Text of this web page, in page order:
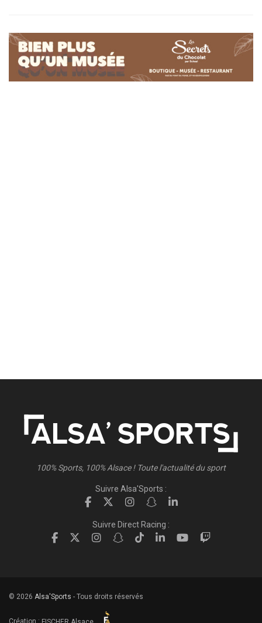
100% Sports, 100% Alsace ! Toute l'actualité du sport
Suivre Alsa'Sports :
Suivre Direct Racing :
© 2026 Alsa'Sports - Tous droits réservés